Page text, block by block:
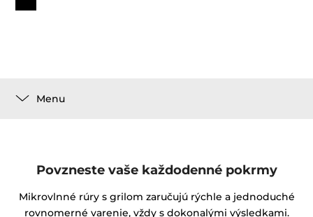
Menu
Povzneste vaše každodenné pokrmy
Mikrovlnné rúry s grilom zaručujú rýchle a jednoduché
rovnomerné varenie, vždy s dokonalými výsledkami.